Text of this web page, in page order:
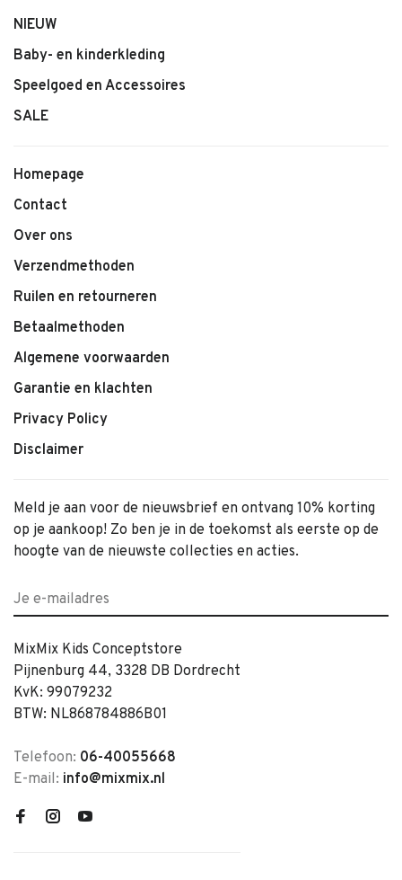
juiste maat bestelt.
Kenmerken:
• Clara Skirt Laces van Labo de Colores
• Lichte, comfortabele stof
• Subtiele kanten details
• Geschikt voor dagelijks gebruik en speciale momenten
• Makkelijk te combineren
NIEUW
Baby- en kinderkleding
Speelgoed en Accessoires
SALE
Homepage
Contact
Over ons
Verzendmethoden
Ruilen en retourneren
Betaalmethoden
Algemene voorwaarden
Garantie en klachten
Privacy Policy
Disclaimer
Meld je aan voor de nieuwsbrief en ontvang 10% korting
op je aankoop! Zo ben je in de toekomst als eerste op de
hoogte van de nieuwste collecties en acties.
MixMix Kids Conceptstore
Pijnenburg 44, 3328 DB Dordrecht
KvK: 99079232
BTW: NL868784886B01
Telefoon: 06-40055668
E-mail: info@mixmix.nl